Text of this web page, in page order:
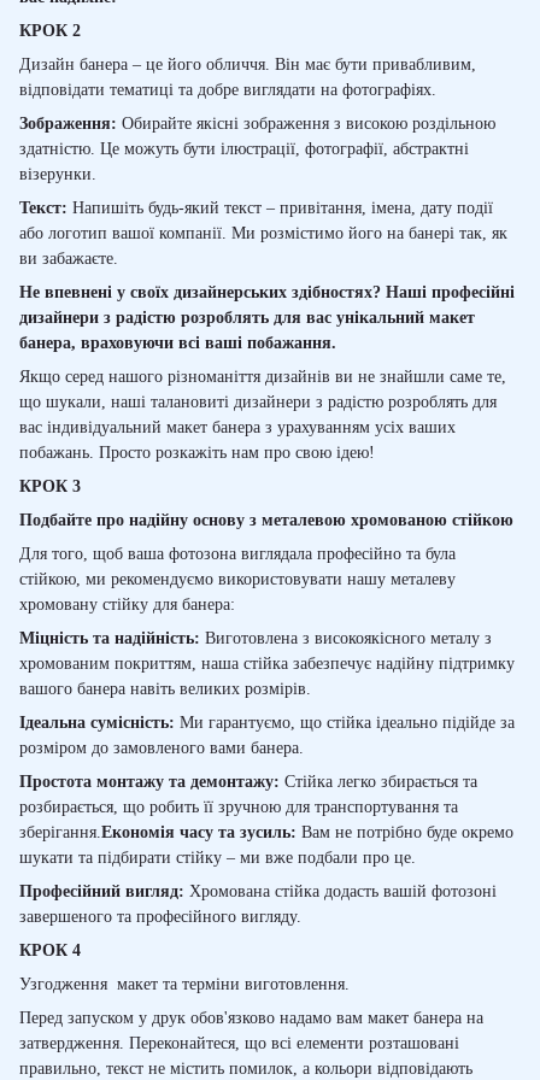
КРОК 2
Дизайн банера – це його обличчя. Він має бути привабливим,
відповідати тематиці та добре виглядати на фотографіях.
Зображення: Обирайте якісні зображення з високою роздільною
здатністю. Це можуть бути ілюстрації, фотографії, абстрактні
візерунки.
Текст: Напишіть будь-який текст – привітання, імена, дату події
або логотип вашої компанії. Ми розмістимо його на банері так, як
ви забажаєте.
Не впевнені у своїх дизайнерських здібностях? Наші професійні
дизайнери з радістю розроблять для вас унікальний макет
банера, враховуючи всі ваші побажання.
Якщо серед нашого різноманіття дизайнів ви не знайшли саме те,
що шукали, наші талановиті дизайнери з радістю розроблять для
вас індивідуальний макет банера з урахуванням усіх ваших
побажань. Просто розкажіть нам про свою ідею!
КРОК 3
Подбайте про надійну основу з металевою хромованою стійкою
Для того, щоб ваша фотозона виглядала професійно та була
стійкою, ми рекомендуємо використовувати нашу металеву
хромовану стійку для банера:
Міцність та надійність: Виготовлена з високоякісного металу з
хромованим покриттям, наша стійка забезпечує надійну підтримку
вашого банера навіть великих розмірів.
Ідеальна сумісність: Ми гарантуємо, що стійка ідеально підійде за
розміром до замовленого вами банера.
Простота монтажу та демонтажу: Стійка легко збирається та
розбирається, що робить її зручною для транспортування та
зберігання.Економія часу та зусиль: Вам не потрібно буде окремо
шукати та підбирати стійку – ми вже подбали про це.
Професійний вигляд: Хромована стійка додасть вашій фотозоні
завершеного та професійного вигляду.
КРОК 4
Узгодження макет та терміни виготовлення.
Перед запуском у друк обов'язково надамо вам макет банера на
затвердження. Переконайтеся, що всі елементи розташовані
правильно, текст не містить помилок, а кольори відповідають